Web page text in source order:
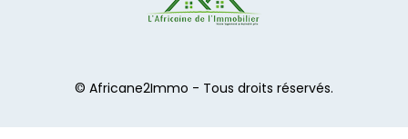
© Africane2Immo - Tous droits réservés.